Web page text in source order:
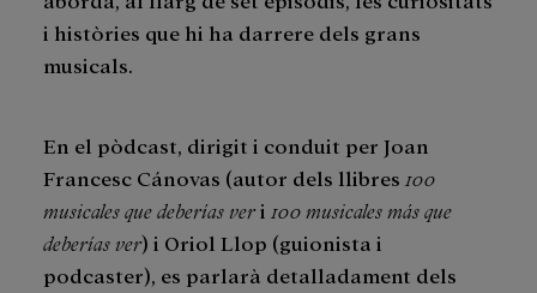
i històries que hi ha darrere dels grans
musicals.
En el pòdcast, dirigit i conduit per Joan
Francesc Cánovas (autor dels llibres 100
musicales que deberías veri 100 musicales más que
deberías ver) i Oriol Llop (guionista i
podcaster), es parlarà detalladament dels